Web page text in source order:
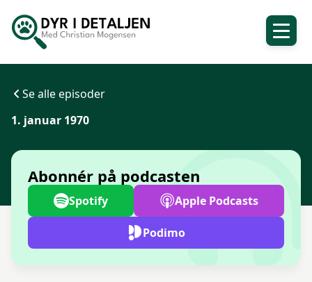
Se alle episoder
1. januar 1970
Abonnér på podcasten
Spotify Apple Podcasts
Podimo